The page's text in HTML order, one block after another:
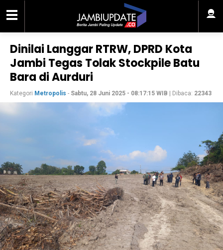
Dinilai Langgar RTRW, DPRD Kota
Jambi Tegas Tolak Stockpile Batu
Bara di Aurduri
Kategori Metropolis - Sabtu, 28 Juni 2025 - 08:17:15 WIB | Dibaca: 22343